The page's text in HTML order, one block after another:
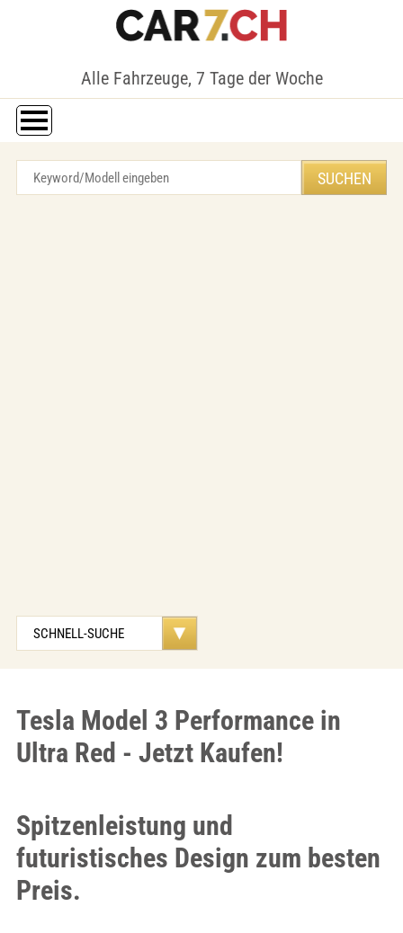
Alle Fahrzeuge, 7 Tage der Woche
Tesla Model 3 Performance in
Ultra Red - Jetzt Kaufen!
Spitzenleistung und
futuristisches Design zum besten
Preis.